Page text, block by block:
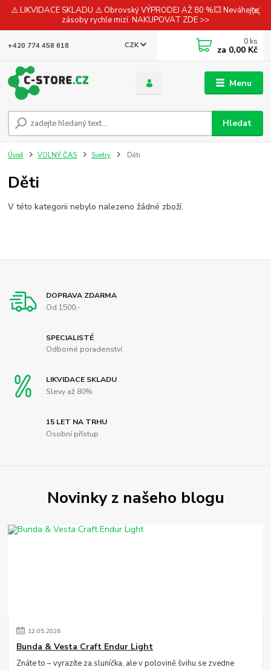
⚠️ LIKVIDACE SKLADU ⚠️ Obrovský VÝPRODEJ AŽ 80 %💥 Neváhejte,
zásoby rychle mizí. NAKUPOVAT ZDE >>
Menu
CZK
Hledat
+420 774 458 618 0 ks
za 0,00 Kč
Úvod VOLNÝ ČAS Svetry Děti
Děti
V této kategorii nebylo nalezeno žádné zboží.
DOPRAVA ZDARMA
Od 1500,-
SPECIALISTÉ
Odborné poradenství
LIKVIDACE SKLADU
Slevy až 80%
15 LET NA TRHU
Osobní přístup
Novinky z našeho blogu
12.05.2026
Bunda & Vesta Craft Endur Light
Znáte to – vyrazíte za sluníčka, ale v polovině švihu se zvedne